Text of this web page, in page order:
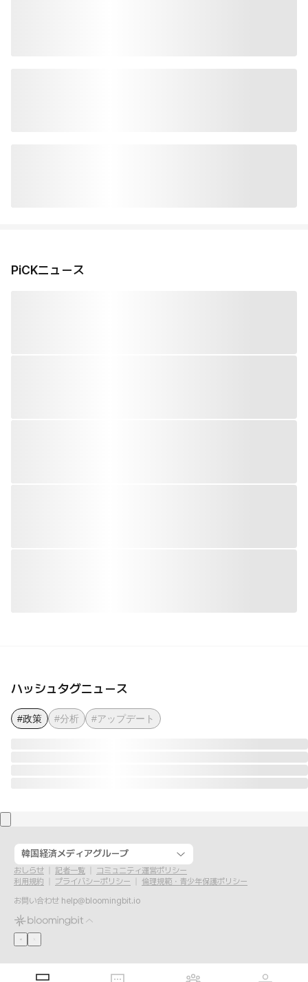
PiCKニュース
ハッシュタグニュース
#政策 #分析 #アップデート
韓国経済メディアグループ
おしらせ 記者一覧
コミュニティ運営ポリシー
利用規約
プライバシーポリシー
倫理規範・青少年保護ポリシー
お問い合わせ help@bloomingbit.io